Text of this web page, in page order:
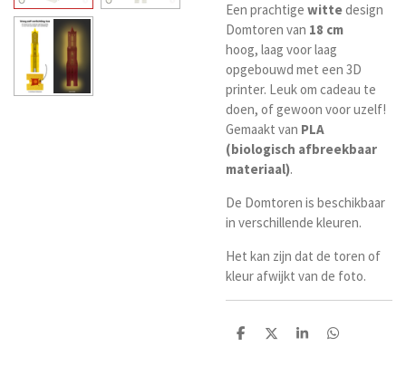
Een prachtige wittedesign
Domtoren van 18 cm
hoog, laag voor laag
opgebouwd met een 3D
printer. Leuk om cadeau te
doen, of gewoon voor uzelf!
Gemaakt van PLA
(biologisch afbreekbaar
materiaal).
De Domtoren is beschikbaar
in verschillende kleuren.
Het kan zijn dat de toren of
kleur afwijkt van de foto.
D
D
S
D